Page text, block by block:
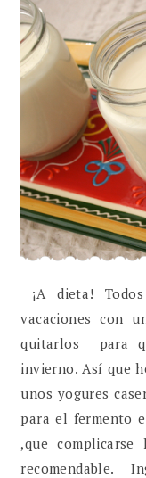
¡A dieta!
vacaciones con
quitarlos para
invierno. Así que
unos yogures
para el fermento
,que
recomendable.